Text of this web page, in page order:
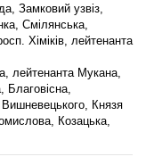
Замковий узвіз,
Смілянська,
Хіміків, лейтенанта
лейтенанта Мукана,
Благовісна,
Князя
Козацька,